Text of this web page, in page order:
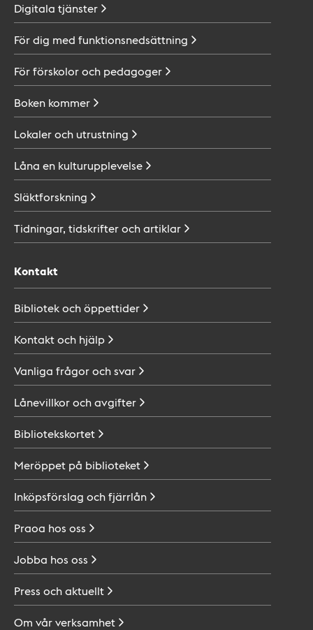
Digitala tjänster
För dig med funktionsnedsättning
För förskolor och pedagoger
Boken kommer
Lokaler och utrustning
Låna en kulturupplevelse
Släktforskning
Tidningar, tidskrifter ochartiklar
Kontakt
Bibliotek ochöppettider
Kontakt och hjälp
Vanliga frågor ochsvar
Lånevillkor ochavgifter
Bibliotekskortet
Meröppet på biblioteket
Inköpsförslag ochfjärrlån
Praoa hos oss
Jobba hos oss
Press ochaktuellt
Om vårverksamhet